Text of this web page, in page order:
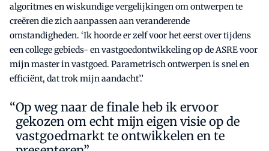
algoritmes en wiskundige vergelijkingen om ontwerpen te
creëren die zich aanpassen aan veranderende
omstandigheden. ‘Ik hoorde er zelf voor het eerst over tijdens
een college gebieds- en vastgoedontwikkeling op de ASRE voor
mijn master in vastgoed. Parametrisch ontwerpen is snel en
efficiënt, dat trok mijn aandacht’.’
Op weg naar de finale heb ik ervoor
gekozen om echt mijn eigen visie op de
vastgoedmarkt te ontwikkelen en te